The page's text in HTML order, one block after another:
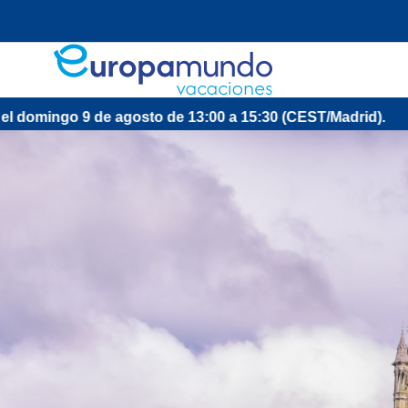
de 13:00 a 15:30 (CEST/Madrid).